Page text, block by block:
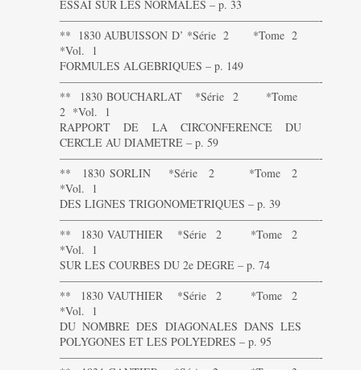
ESSAI SUR LES NORMALES – p. 33
———————————————————————-
** 1830 AUBUISSON D’ *Série 2 *Tome 2
*Vol. 1
FORMULES ALGEBRIQUES – p. 149
———————————————————————-
** 1830 BOUCHARLAT *Série 2 *Tome
2 *Vol. 1
RAPPORT DE LA CIRCONFERENCE DU
CERCLE AU DIAMETRE – p. 59
———————————————————————-
** 1830 SORLIN *Série 2 *Tome 2
*Vol. 1
DES LIGNES TRIGONOMETRIQUES – p. 39
———————————————————————-
** 1830 VAUTHIER *Série 2 *Tome 2
*Vol. 1
SUR LES COURBES DU 2e DEGRE – p. 74
———————————————————————-
** 1830 VAUTHIER *Série 2 *Tome 2
*Vol. 1
DU NOMBRE DES DIAGONALES DANS LES
POLYGONES ET LES POLYEDRES – p. 95
———————————————————————-